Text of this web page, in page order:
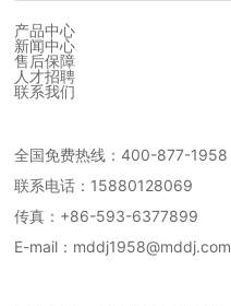
产品中心
新闻中心
售后保障
人才招聘
联系我们
全国免费热线：400-877-1958
联系电话： 15880128069
传真：+86-593-6377899
E-mail： mddj1958@mddj.com